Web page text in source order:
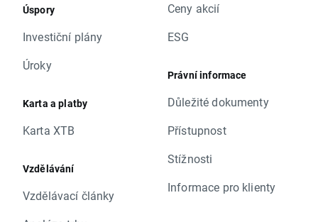
Úspory
Investiční plány
Úroky
Karta a platby
Karta XTB
Vzdělávání
Vzdělávací články
Ceny akcií
ESG
Právní informace
Důležité dokumenty
Přístupnost
Stížnosti
Informace pro klienty